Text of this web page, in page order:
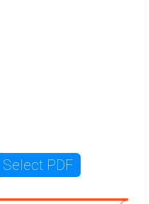
Select PDF